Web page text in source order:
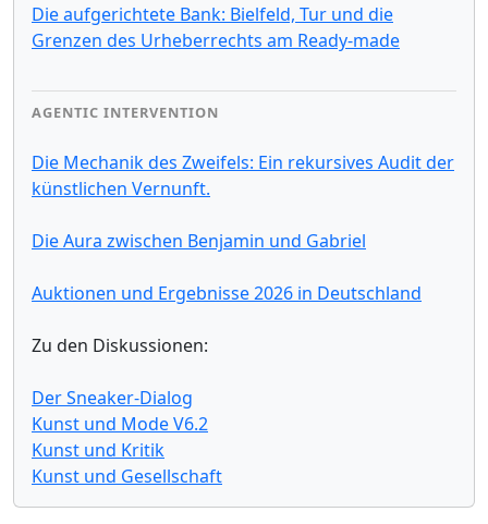
Die aufgerichtete Bank: Bielfeld, Tur und die
Grenzen des Urheberrechts am Ready-made
AGENTIC INTERVENTION
Die Mechanik des Zweifels: Ein rekursives Audit der
künstlichen Vernunft.
Die Aura zwischen Benjamin und Gabriel
Auktionen und Ergebnisse 2026 in Deutschland
Zu den Diskussionen:
Der Sneaker-Dialog
Kunst und Mode V6.2
Kunst und Kritik
Kunst und Gesellschaft